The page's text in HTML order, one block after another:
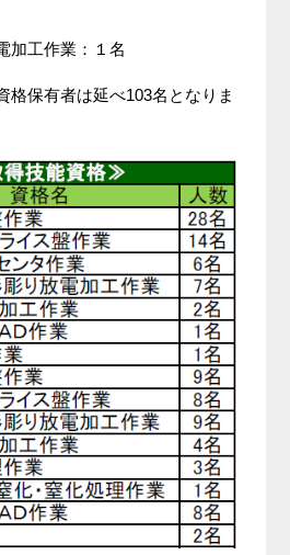
加工作業：１名
格保有者は延べ103名となりま